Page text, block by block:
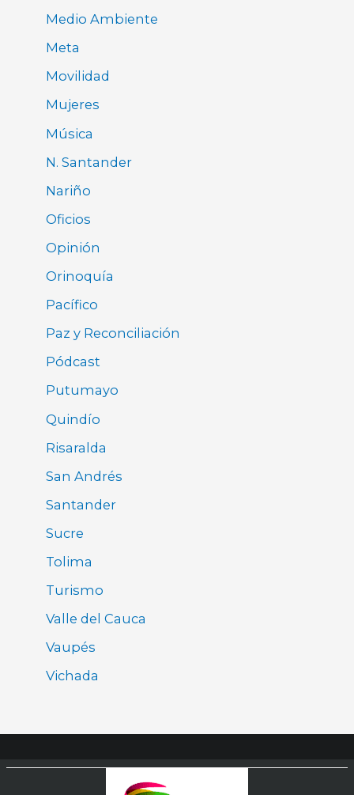
Medio Ambiente
Meta
Movilidad
Mujeres
Música
N. Santander
Nariño
Oficios
Opinión
Orinoquía
Pacífico
Paz y Reconciliación
Pódcast
Putumayo
Quindío
Risaralda
San Andrés
Santander
Sucre
Tolima
Turismo
Valle del Cauca
Vaupés
Vichada